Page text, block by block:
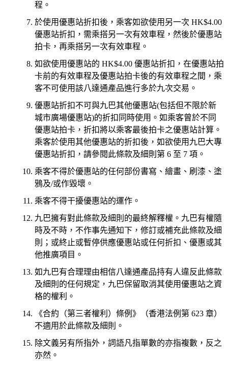
程。
於使用優惠站折扣後，乘客如欲使用另一次 HK$4.00
優惠站折扣，需乘搭另一次有效車程，然後於優惠站
拍卡，再乘搭另一次有效車程。
如欲使用優惠站的 HK$4.00 優惠站折扣，在優惠站拍
卡前的有效車程及優惠站拍卡後的有效車程之間，乘
客不可使用該八達通產品進行多於九次交易。
優惠站折扣不可與九巴其他優惠站(包括但不限於新
城市廣場優惠站)的折扣同時使用。如乘客曾於不同
優惠站拍卡，折扣將以乘客最後拍卡之優惠站計算。
乘客於使用其他優惠站的折扣後，如欲使用九巴大專
優惠站折扣，請參閱此條款及細則第 6 至 7 項。
乘客不得於優惠站的任何部份書寫、繪畫、刷漆、塗
鴉及/或作毀壞。
乘客不得干擾優惠站的運作。
九巴擁有對此條款及細則的最終解釋權。九巴有權隨
時及不時，不作事先通知下，修訂或補充此條款及細
則；或終止或暫停供應優惠站或任何折扣、優惠或其
他推廣項目。
如九巴有合理理由相信八達通產品持有人違反此條款
及細則的任何規定，九巴保留取消其使用優惠站之資
格的權利。
《合約（第三者權利）條例》（香港法例第 623 章）
不適用於此條款及細則。
除文義另有所指外，詞語凡指單數的亦指複數，反之
亦然。